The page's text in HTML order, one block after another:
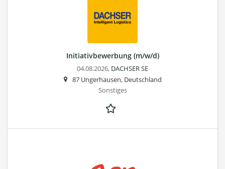
Initiativbewerbung (m/w/d)
04.08.2026, DACHSER SE
87 Ungerhausen, Deutschland
Sonstiges